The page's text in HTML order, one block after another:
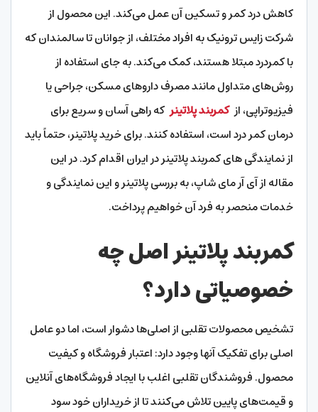
کاهش درد کمر و تسکین آن عمل می‌کند. این محصول از
شرکت زایس ترونیک به افراد مختلف، از جوانان تا سالمندان که
با کمردرد مبتلا هستند، کمک می‌کند. به جای استفاده از
روش‌های متداول مانند مصرف داروهای مسکن، جراحی یا
فیزیوتراپی، ازکمربند پلاتینر که راهی آسان و سریع برای
درمان کمر درد است، استفاده کنند. برای خرید پلاتینر، حتماً باید
از نمایندگی‌ های کمربند پلاتینر در ایران اقدام کرد. در این
مقاله از آی آر مای شاپ، به بررسی پلاتینر و این نمایندگی و
خدمات منحصر به فرد آن خواهیم پرداخت.
کمربند پلاتینر اصل چه
خصوصیاتی دارد؟
تشخیص محصولات تقلبی از اصلی‌ها دشوار است، اما دو عامل
اصلی برای تفکیک آنها وجود دارد: اعتبار فروشگاه و کیفیت
محصول. فروشندگان تقلبی اغلب با ایجاد فروشگاه‌های آنلاین
و قیمت‌های پایین تلاش می‌کنند تا از خریداران خود سود